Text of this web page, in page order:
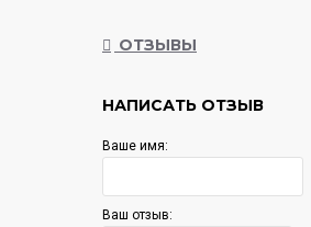
Гарантия:12 мес.
ОТЗЫВЫ
НАПИСАТЬ ОТЗЫВ
Ваше имя:
Ваш отзыв: